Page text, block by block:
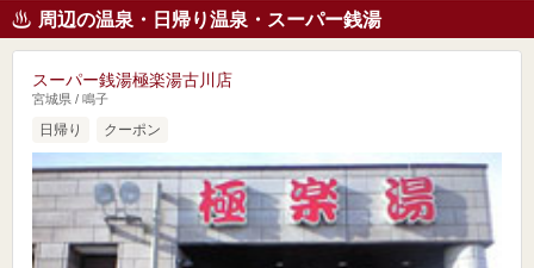
周辺の温泉・日帰り温泉・スーパー銭湯
スーパー銭湯極楽湯古川店
宮城県 / 鳴子
日帰り クーポン